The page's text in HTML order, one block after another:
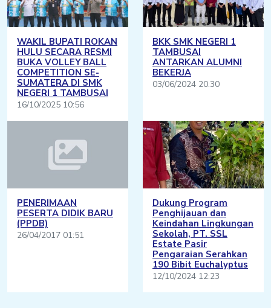
WAKIL BUPATI ROKAN
HULU SECARA RESMI
BUKA VOLLEY BALL
COMPETITION SE-
SUMATERA DI SMK
NEGERI 1 TAMBUSAI
16/10/2025 10:56
BKK SMK NEGERI 1
TAMBUSAI
ANTARKAN ALUMNI
BEKERJA
03/06/2024 20:30
PENERIMAAN
PESERTA DIDIK BARU
(PPDB)
26/04/2017 01:51
Dukung Program
Penghijauan dan
Keindahan Lingkungan
Sekolah, PT. SSL
Estate Pasir
Pengaraian Serahkan
190 Bibit Euchalyptus
12/10/2024 12:23